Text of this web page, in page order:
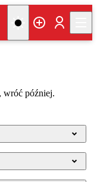
wróć później.